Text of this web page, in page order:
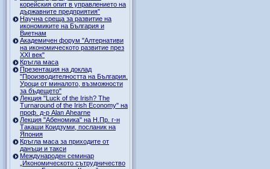
корейския опит в управлението на
държавните предприятия”
Научна среща за развитие на
икономиките на България и
Виетнам
Академичен форум "Алтернативи
на икономическото развитие през
XXI век"
Кръгла маса
Презентация на доклад
"Производителността на България.
Уроци от миналото, възможности
за бъдещето"
Лекция "Luck of the Irish? The
Turnaround of the Irish Economy" на
проф. д-р Alan Ahearne
Лекция "Абеномика" на Н.Пр. г-н
Такаши Коидзуми, посланик на
Япония
Кръгла маса за приходите от
данъци и такси
Международен семинар
„Икономическото сътрудничество